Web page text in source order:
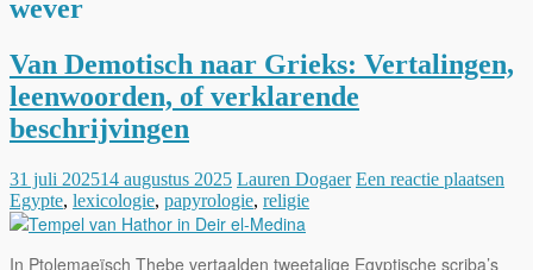
wever
Van Demotisch naar Grieks: Vertalingen,
leenwoorden, of verklarende
beschrijvingen
31 juli 202514 augustus 2025 Lauren Dogaer Een reactie plaatsen
Egypte, lexicologie, papyrologie, religie
In Ptolemaeïsch Thebe vertaalden tweetalige Egyptische scriba’s